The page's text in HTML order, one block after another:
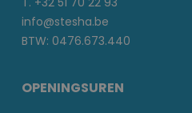
info@stesha.be
BTW: 0476.673.440
OPENINGSUREN